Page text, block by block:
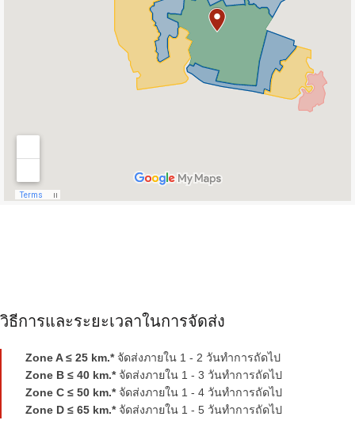
วิธีการและระยะเวลาในการจัดส่ง
Zone A ≤ 25 km.*จัดส่งภายใน 1 - 2 วันทำการถัดไป
Zone B ≤ 40 km.*จัดส่งภายใน 1 - 3 วันทำการถัดไป
Zone C ≤ 50 km.*จัดส่งภายใน 1 - 4 วันทำการถัดไป
Zone D ≤ 65 km.*จัดส่งภายใน 1 - 5 วันทำการถัดไป